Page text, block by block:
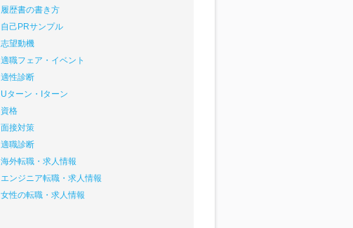
履歴書の書き方
自己PRサンプル
志望動機
適職フェア・イベント
適性診断
Uターン・Iターン
資格
面接対策
適職診断
海外転職・求人情報
エンジニア転職・求人情報
女性の転職・求人情報